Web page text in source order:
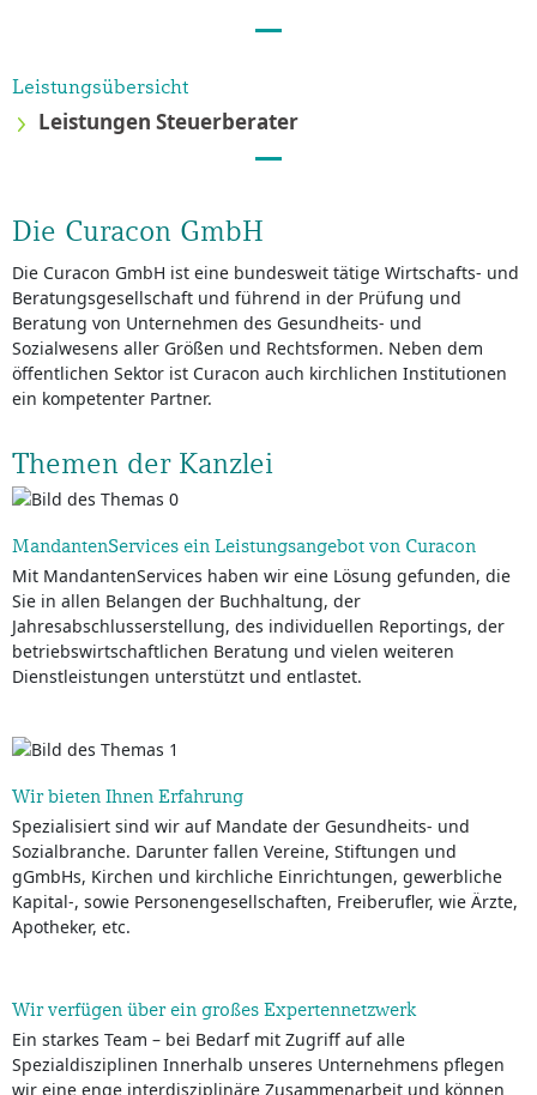
Leistungsübersicht
Leistungen Steuerberater
Die Curacon GmbH
Die Curacon GmbH ist eine bundesweit tätige Wirtschafts- und
Beratungsgesellschaft und führend in der Prüfung und
Beratung von Unternehmen des Gesundheits- und
Sozialwesens aller Größen und Rechtsformen. Neben dem
öffentlichen Sektor ist Curacon auch kirchlichen Institutionen
ein kompetenter Partner.
Themen der Kanzlei
MandantenServices ein Leistungsangebot von Curacon
Mit MandantenServices haben wir eine Lösung gefunden, die
Sie in allen Belangen der Buchhaltung, der
Jahresabschlusserstellung, des individuellen Reportings, der
betriebswirtschaftlichen Beratung und vielen weiteren
Dienstleistungen unterstützt und entlastet.
Wir bieten Ihnen Erfahrung
Spezialisiert sind wir auf Mandate der Gesundheits- und
Sozialbranche. Darunter fallen Vereine, Stiftungen und
gGmbHs, Kirchen und kirchliche Einrichtungen, gewerbliche
Kapital-, sowie Personengesellschaften, Freiberufler, wie Ärzte,
Apotheker, etc.
Wir verfügen über ein großes Expertennetzwerk
Ein starkes Team – bei Bedarf mit Zugriff auf alle
Spezialdisziplinen Innerhalb unseres Unternehmens pflegen
wir eine enge interdisziplinäre Zusammenarbeit und können